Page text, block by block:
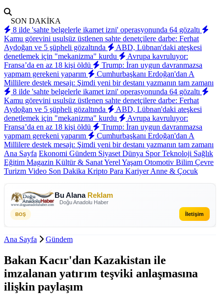
SON DAKİKA
8 ilde 'sahte belgelerle ikamet izni' operasyonunda 64 gözaltı
Kamu görevini usulsüz üstlenen sahte denetçilere darbe: Ferhat
Aydoğan ve 5 şüpheli gözaltında
ABD, Lübnan'daki ateşkesi
denetlemek için "mekanizma" kurdu
Avrupa kavruluyor:
Fransa’da en az 18 kişi öldü
Trump: İran uygun davranmazsa
yapmam gerekeni yaparım
Cumhurbaşkanı Erdoğan'dan A
Millilere destek mesajı: Şimdi yeni bir destanı yazmanın tam zamanı
8 ilde 'sahte belgelerle ikamet izni' operasyonunda 64 gözaltı
Kamu görevini usulsüz üstlenen sahte denetçilere darbe: Ferhat
Aydoğan ve 5 şüpheli gözaltında
ABD, Lübnan'daki ateşkesi
denetlemek için "mekanizma" kurdu
Avrupa kavruluyor:
Fransa’da en az 18 kişi öldü
Trump: İran uygun davranmazsa
yapmam gerekeni yaparım
Cumhurbaşkanı Erdoğan'dan A
Millilere destek mesajı: Şimdi yeni bir destanı yazmanın tam zamanı
Ana Sayfa Ekonomi Gündem Siyaset Dünya SporTeknoloji Sağlık
Eğitim Magazin Kültür & SanatYerel Yaşam Otomotiv Bilim Çevre
Turizm Video Son Dakika Kripto Para KariyerAnne & Çocuk
Bu Alana Reklam
Doğu Anadolu Haber
BOŞ İletişim
Ana Sayfa Gündem
Bakan Kacır'dan Kazakistan ile
imzalanan yatırım teşviki anlaşmasına
ilişkin paylaşım